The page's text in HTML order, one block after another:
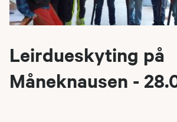
Leirdueskyting på
Måneknausen -